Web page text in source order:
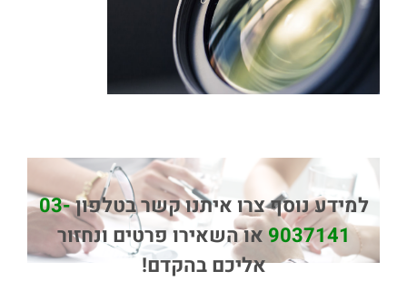
למידע נוסף צרו איתנו קשר בטלפון03-
9037141או השאירו פרטים ונחזור
אליכם בהקדם!